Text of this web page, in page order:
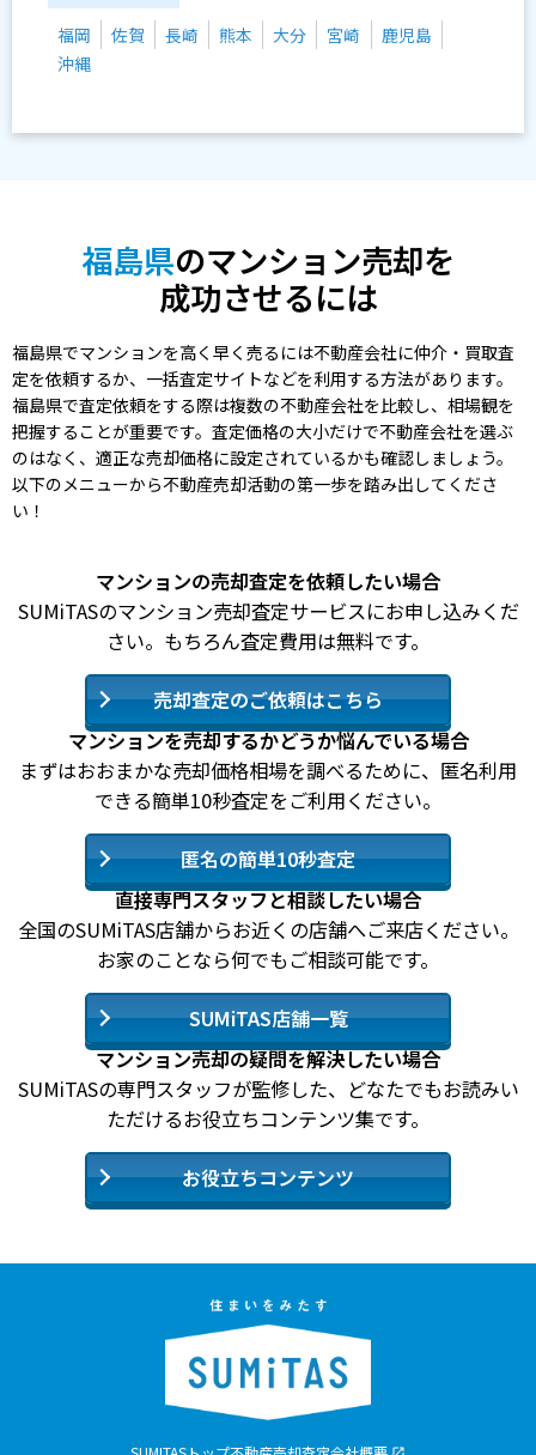
福岡 佐賀 長崎 熊本 大分 宮崎
鹿児島
沖縄
福島県のマンション売却を
成功させるには
福島県でマンションを高く早く売るには不動産会社に仲介・買取査
定を依頼するか、一括査定サイトなどを利用する方法があります。
福島県で査定依頼をする際は複数の不動産会社を比較し、相場観を
把握することが重要です。査定価格の大小だけで不動産会社を選ぶ
のはなく、適正な売却価格に設定されているかも確認しましょう。
以下のメニューから不動産売却活動の第一歩を踏み出してくださ
い！
マンションの売却査定を依頼したい場合
SUMiTASのマンション売却査定サービスにお申し込みくだ
さい。もちろん査定費用は無料です。
売却査定のご依頼はこちら
マンションを売却するかどうか悩んでいる場合
まずはおおまかな売却価格相場を調べるために、匿名利用
できる簡単10秒査定をご利用ください。
匿名の簡単10秒査定
直接専門スタッフと相談したい場合
全国のSUMiTAS店舗からお近くの店舗へご来店ください。
お家のことなら何でもご相談可能です。
SUMiTAS店舗一覧
マンション売却の疑問を解決したい場合
SUMiTASの専門スタッフが監修した、どなたでもお読みい
ただけるお役立ちコンテンツ集です。
お役立ちコンテンツ